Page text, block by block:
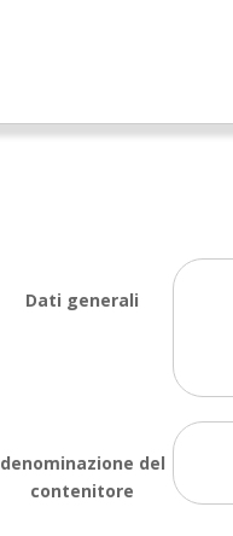
Dati generali
denominazione del
contenitore